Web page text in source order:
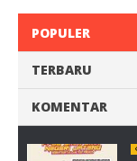
POPULER
TERBARU
KOMENTAR